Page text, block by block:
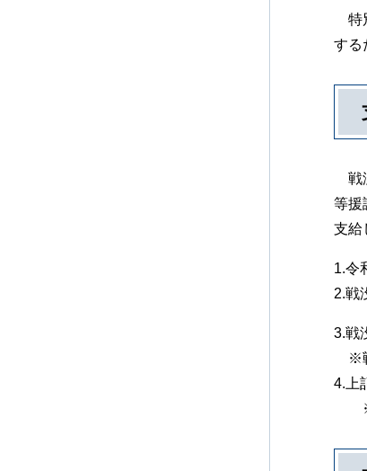
特
する
戦
等援
支給
1.令
2.戦
3.戦
※戦
4.上
※